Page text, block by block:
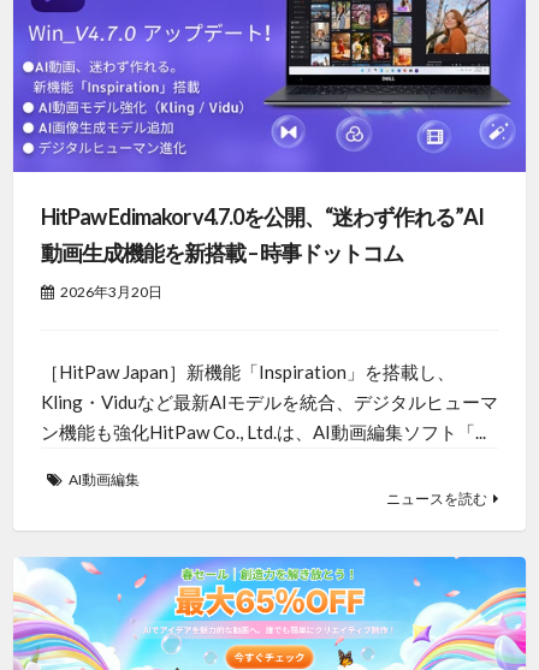
HitPaw Edimakor v4.7.0を公開、“迷わず作れる”AI
動画生成機能を新搭載 – 時事ドットコム
2026年3月20日
［HitPaw Japan］新機能「Inspiration」を搭載し、
Kling・Viduなど最新AIモデルを統合、デジタルヒューマ
ン機能も強化HitPaw Co., Ltd.は、AI動画編集ソフト「...
AI動画編集
ニュースを読む